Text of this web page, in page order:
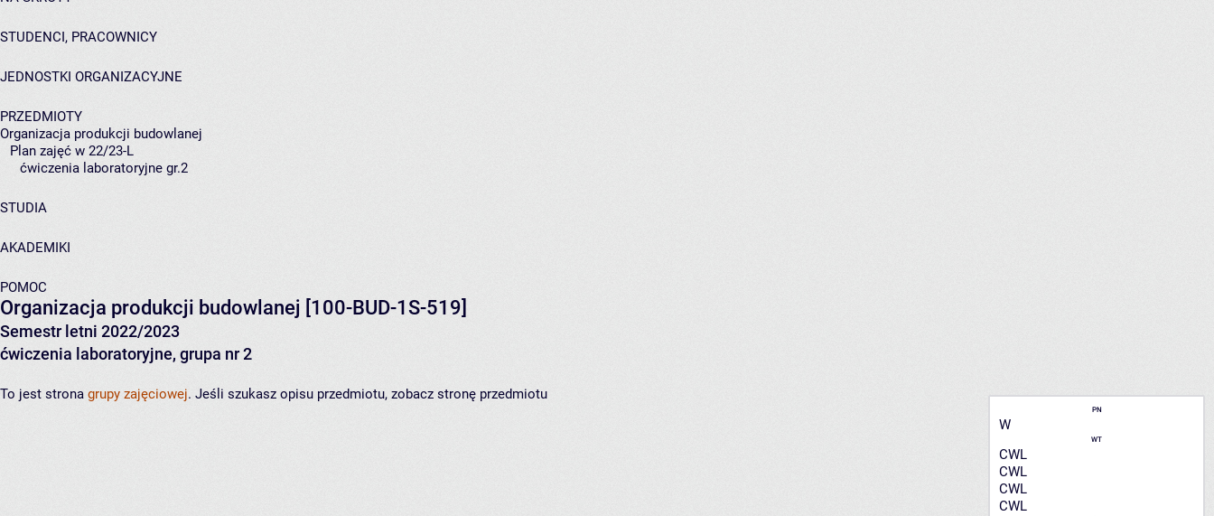
STUDENCI, PRACOWNICY
JEDNOSTKI ORGANIZACYJNE
PRZEDMIOTY
Organizacja produkcji budowlanej
Plan zajęć w 22/23-L
ćwiczenia laboratoryjne gr.2
STUDIA
AKADEMIKI
POMOC
Organizacja produkcji budowlanej [100-BUD-1S-519]
Semestr letni 2022/2023
ćwiczenia laboratoryjne, grupa nr 2
PN
W
WT
CWL
CWL
CWL
CWL
To jest strona grupy zajęciowej. Jeśli szukasz opisu przedmiotu, zobacz stronę przedmiotu